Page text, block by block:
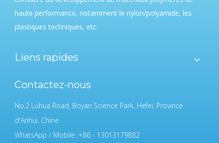
haute performance, notamment le nylon/polyamide, les
plastiques techniques, etc.
Liens rapides
Contactez-nous
No.2 Luhua Road, Boyan Science Park, Hefei, Province
d'Anhui, Chine
WhatsApp / Mobile: +86 - 13013179882